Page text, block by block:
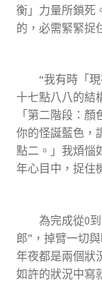
衡」力量所鎖死
的，必需緊緊捉
“我有時「現
十七點八八的
「第二階段：
你的怪誕藍色，
點二。」我煩惱
年心目中，捉住
為完成從0到1
郎”，掉臂一切
年夜都是兩個狀
如許的狀況中寫